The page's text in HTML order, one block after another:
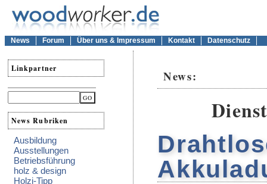
News Forum Über uns & Impressum Kontakt Datenschutz
Linkpartner
News Rubriken
Ausbildung
Ausstellungen
Betriebsführung
holz & design
Holzi-Tipp
News: